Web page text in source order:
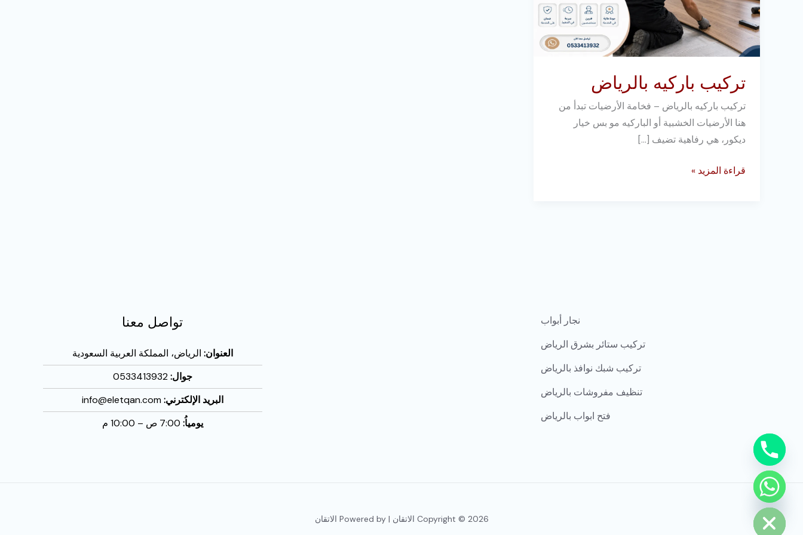
تركيب باركيه بالرياض
تركيب باركيه بالرياض – فخامة الأرضيات تبدأ من
هنا الأرضيات الخشبية أو الباركيه مو بس خيار
ديكور، هي رفاهية تضيف […]
قراءة المزيد »
نجار أبواب
تركيب ستائر بشرق الرياض
تركيب شبك نوافذ بالرياض
تنظيف مفروشات بالرياض
فتح ابواب بالرياض
تواصل معنا
العنوان: الرياض، المملكة العربية السعودية
جوال:0533413932
البريد الإلكترني:info@eletqan.com
يومياُ:
Copyright © 2026 الاتقان | Powered by الاتقان
HIDE
CHATY